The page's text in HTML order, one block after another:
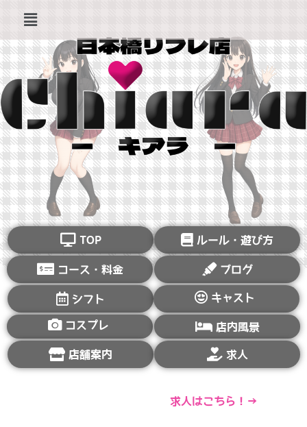
TOP ルール・遊び方
コース・料金 ブログ
シフト キャスト
コスプレ 店内風景
店舗案内 求人
求人はこちら！→